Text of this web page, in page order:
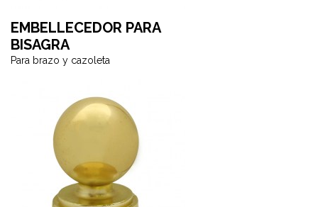
EMBELLECEDOR PARA
BISAGRA
Para brazo y cazoleta